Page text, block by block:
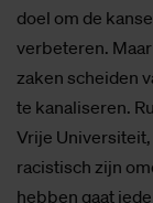
doel om de
verbeteren.
zaken scheiden
te kanaliseren.
Vrije Universiteit,
racistisch zijn
hebben gaat